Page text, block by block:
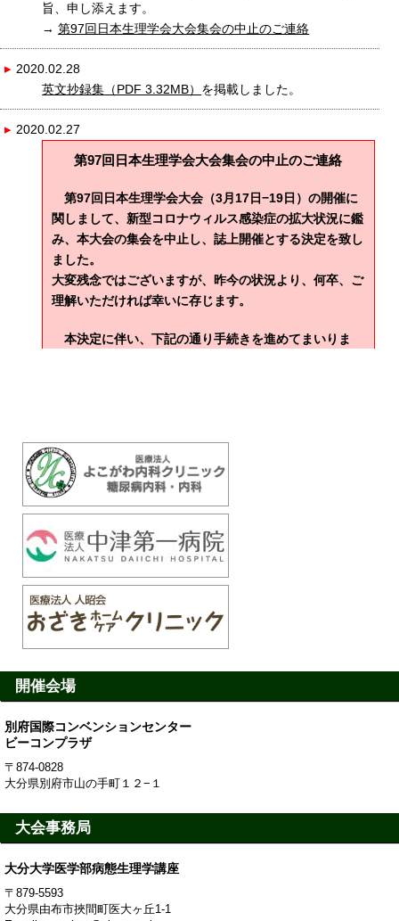
旨、申し添えます。
→第97回日本生理学会大会集会の中止のご連絡
▸ 2020.02.28
英文抄録集 （PDF 3.32MB） を掲載しました。
▸ 2020.02.27
第97回日本生理学会大会集会の中止のご連絡
第97回日本生理学会大会（3月17日−19日）の開催に
関しまして、新型コロナウィルス感染症の拡大状況に鑑
み、本大会の集会を中止し、誌上開催とする決定を致し
ました。
大変残念ではございますが、昨今の状況より、何卒、ご
理解いただければ幸いに存じます。
本決定に伴い、下記の通り手続きを進めてまいりま
発送予定です。
② 事前参加申込者への返金は致しません。
③ 本大会の集会の中止に伴う旅費、宿泊費のキャンセ
ル料などの費用は一切負担致しません。
なお、今後、情報更新時には、適宜、大会ホームペー
ジやメール配信にてご案内致しますので、よろしくご了
承ください。また、お問い合わせに関しましては、電話
での対応は致しかねます。2月27日（木）以降、順次対
応致しますので、大会事務局 (
※第97回日本生理学会大会（誌上開催）の発表は業績
となる旨、申し添えます。
▸ 2020.02.25
開催の可否についての最終判断は、2020年2月28日午後までに
皆様のご理解、ご協力のほど何卒よろしくお願い申し上げ
開催会場
別府国際コンベンションセンター
ビーコンプラザ
〒874-0828
大分県別府市山の手町１２−１
大会事務局
大分大学医学部病態生理学講座
〒879-5593
大分県由布市挾間町医大ヶ丘1-1